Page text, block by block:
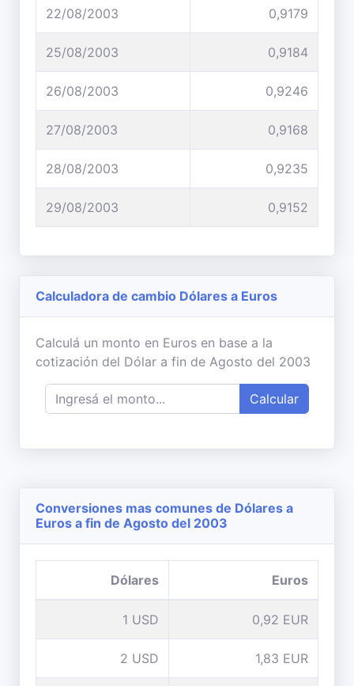
22/08/2003 0,9179
25/08/2003 0,9184
26/08/2003 0,9246
27/08/2003 0,9168
28/08/2003 0,9235
29/08/2003 0,9152
Calculadora de cambio Dólares a Euros
Calculá un monto en Euros en base a la
cotización del Dólar a fin de Agosto del 2003
Calcular
Conversiones mas comunes de Dólares a
Euros a fin de Agosto del 2003
Dólares Euros
1 USD 0,92 EUR
2 USD 1,83 EUR